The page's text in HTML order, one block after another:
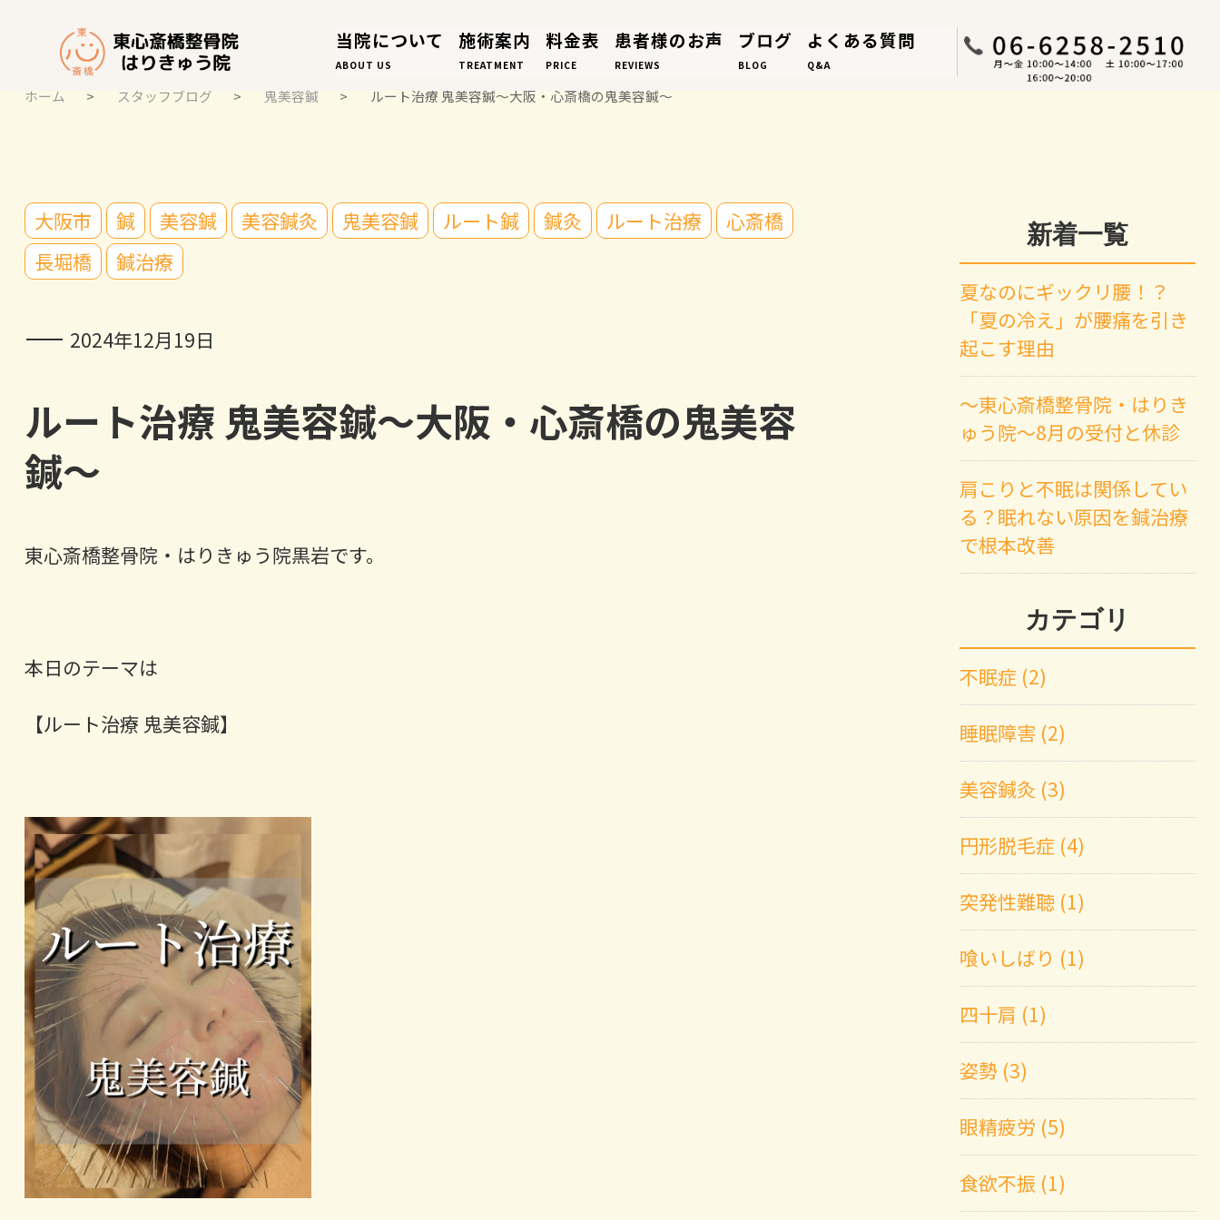
当院について
ABOUT US
施術案内
TREATMENT
料金表
PRICE
患者様のお声
REVIEWS
ブログ
BLOG
よくある質問
Q&A
STAFF BLOG
ホーム > スタッフブログ > 鬼美容鍼 > ルート治療 鬼美容鍼～大阪・心斎橋の鬼美容鍼～
大阪市 鍼 美容鍼 美容鍼灸 鬼美容鍼 ルート鍼 鍼灸 ルート治療
心斎橋
長堀橋
鍼治療
2024年12月19日
ルート治療 鬼美容鍼～大阪・心斎橋の鬼美容
鍼～
東心斎橋整骨院・はりきゅう院黒岩です。
本日のテーマは
【ルート治療 鬼美容鍼】
新着一覧
夏なのにギックリ腰！？
「夏の冷え」が腰痛を引き
起こす理由
～東心斎橋整骨院・はりき
ゅう院～8月の受付と休診
肩こりと不眠は関係してい
る？眠れない原因を鍼治療
で根本改善
カテゴリ
不眠症 (2)
睡眠障害 (2)
美容鍼灸 (3)
円形脱毛症 (4)
突発性難聴 (1)
喰いしばり (1)
四十肩 (1)
姿勢 (3)
眼精疲労 (5)
食欲不振 (1)